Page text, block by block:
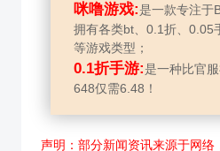
咪噜游戏:是一款专注于
拥有各类bt、0.1折、0.05
等游戏类型；
0.1折手游:是一种比官
648仅需6.48！
声明：部分新闻资讯来源于网络